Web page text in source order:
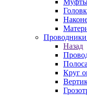
Муфты
Проводники
Назад
Круг